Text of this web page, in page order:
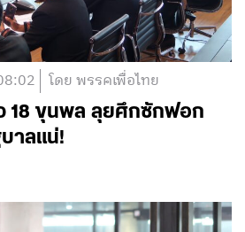
โดย พรรคเพื่อไทย
18 ขุนพล ลุยศึกซักฟอก
าลแน่!